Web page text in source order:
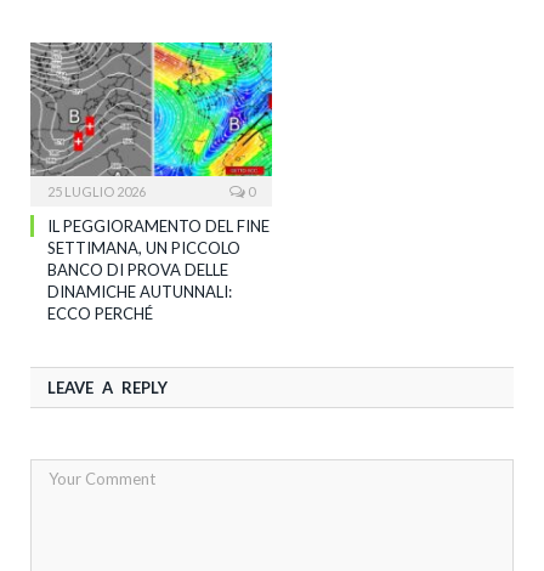
25 LUGLIO 2026 0
IL PEGGIORAMENTO DEL FINE
SETTIMANA, UN PICCOLO
BANCO DI PROVA DELLE
DINAMICHE AUTUNNALI:
ECCO PERCHÉ
LEAVE A REPLY